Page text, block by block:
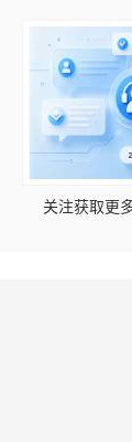
关注获取更